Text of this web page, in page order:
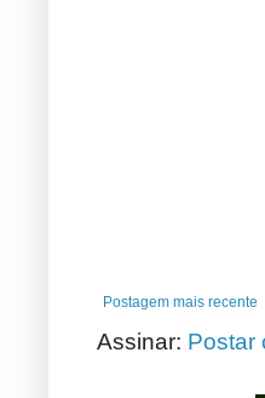
Postagem mais recente
Assinar: Postar